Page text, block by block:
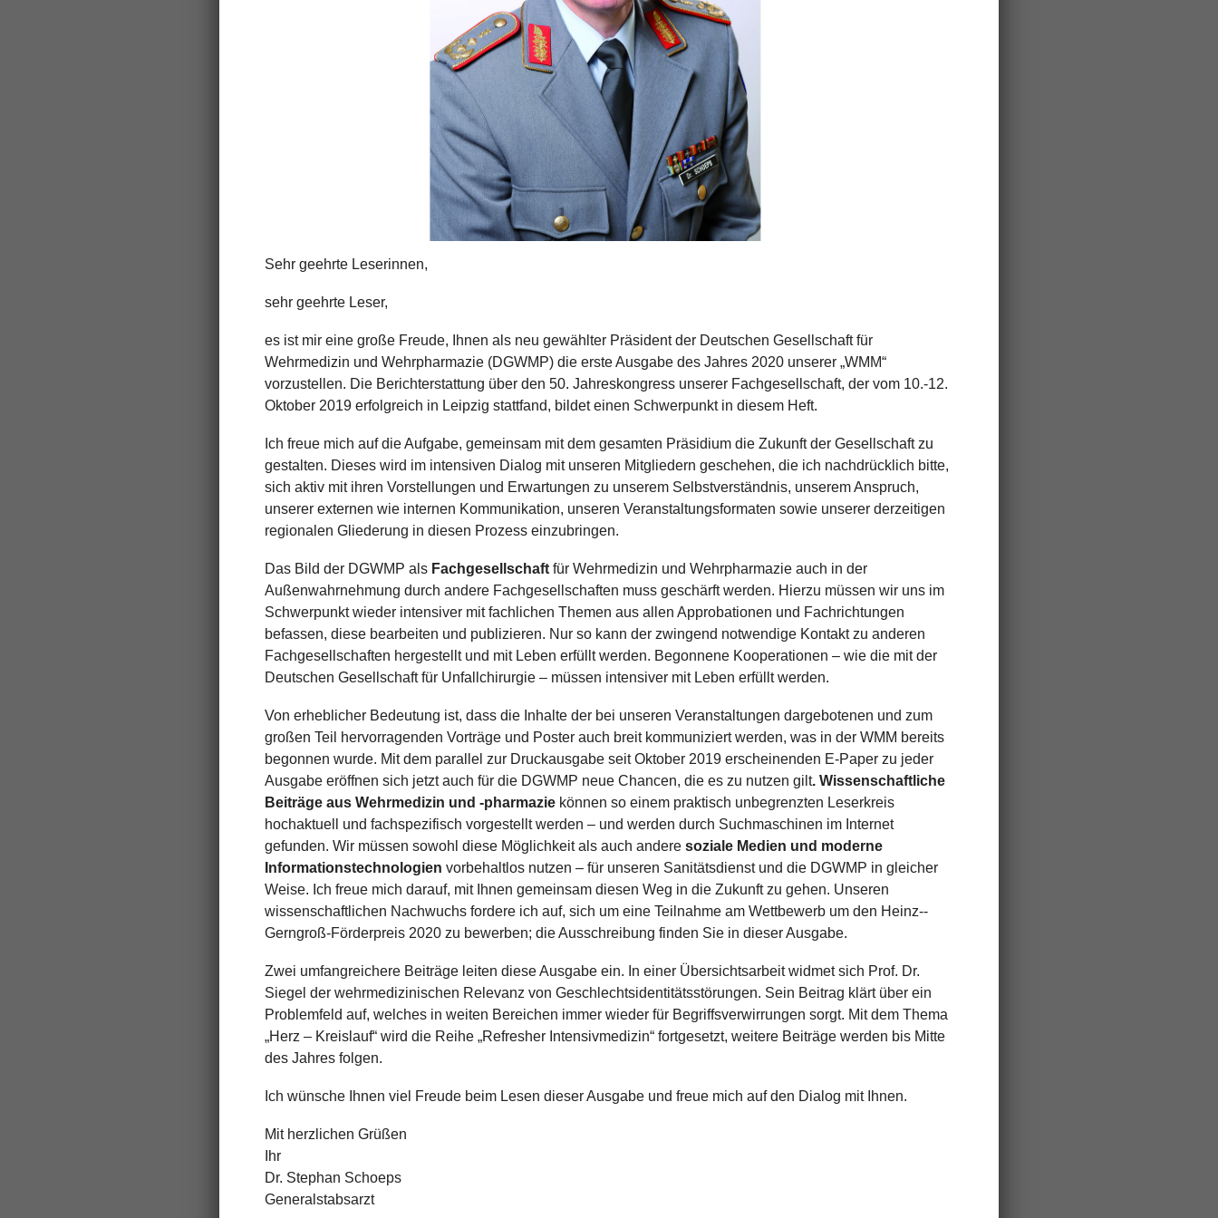
Sehr geehrte Leserinnen,
sehr geehrte Leser,
es ist mir eine große Freude, Ihnen als neu gewählter Präsident der Deutschen Gesellschaft für
Wehrmedizin und Wehrpharmazie (DGWMP) die erste Ausgabe des Jahres 2020 unserer „WMM“
vorzustellen. Die Berichterstattung über den 50. Jahreskongress unserer Fachgesellschaft, der vom 10.-12.
Oktober 2019 erfolgreich in Leipzig stattfand, bildet einen Schwerpunkt in diesem Heft.
Ich freue mich auf die Aufgabe, gemeinsam mit dem gesamten Präsidium die Zukunft der Gesellschaft zu
gestalten. Dieses wird im intensiven Dialog mit unseren Mitgliedern geschehen, die ich nachdrücklich bitte,
sich aktiv mit ihren Vorstellungen und Erwartungen zu unserem Selbstverständnis, unserem Anspruch,
unserer externen wie internen Kommunikation, unseren Veranstaltungsformaten sowie unserer derzeitigen
regionalen Gliederung in diesen Prozess einzubringen.
Das Bild der DGWMP als Fachgesellschaft für Wehrmedizin und Wehrpharmazie auch in der
Außenwahrnehmung durch andere Fachgesellschaften muss geschärft werden. Hierzu müssen wir uns im
Schwerpunkt wieder intensiver mit fachlichen Themen aus allen Approbationen und Fachrichtungen
befassen, diese bearbeiten und publizieren. Nur so kann der zwingend notwendige Kontakt zu anderen
Fachgesellschaften hergestellt und mit Leben erfüllt werden. Begonnene Kooperationen – wie die mit der
Deutschen Gesellschaft für Unfallchirurgie – müssen intensiver mit Leben erfüllt werden.
Von erheblicher Bedeutung ist, dass die Inhalte der bei unseren Veranstaltungen dargebotenen und zum
großen Teil hervorragenden Vorträge und Poster auch breit kommuniziert werden, was in der WMM bereits
begonnen wurde. Mit dem parallel zur Druckausgabe seit Oktober 2019 erscheinenden E-Paper zu jeder
Ausgabe eröffnen sich jetzt auch für die DGWMP neue Chancen, die es zu nutzen gilt. Wissenschaftliche
Beiträge aus Wehrmedizin und -pharmazie können so einem praktisch unbegrenzten Leserkreis
hochaktuell und fachspezifisch vorgestellt werden – und werden durch Suchmaschinen im Internet
gefunden. Wir müssen sowohl diese Möglichkeit als auch andere soziale Medien und moderne
Informationstechnologien vorbehaltlos nutzen – für unseren Sanitätsdienst und die DGWMP in gleicher
Weise. Ich freue mich darauf, mit Ihnen gemeinsam diesen Weg in die Zukunft zu gehen. Unseren
wissenschaftlichen Nachwuchs fordere ich auf, sich um eine Teilnahme am Wettbewerb um den Heinz-­
Gerngroß-­Förderpreis 2020 zu bewerben; die Ausschreibung finden Sie in dieser Ausgabe.
Zwei umfangreichere Beiträge leiten diese Ausgabe ein. In einer Übersichtsarbeit widmet sich Prof. Dr.
Siegel der wehrmedizinischen Relevanz von Geschlechtsidentitätsstörungen. Sein Beitrag klärt über ein
Problemfeld auf, welches in weiten Bereichen immer wieder für Begriffsverwirrungen sorgt. Mit dem Thema
„Herz – Kreislauf“ wird die Reihe „Refresher Intensivmedizin“ fortgesetzt, weitere Beiträge werden bis Mitte
des Jahres folgen.
Ich wünsche Ihnen viel Freude beim Lesen dieser Ausgabe und freue mich auf den Dialog mit Ihnen.
Mit herzlichen Grüßen
Ihr
Dr. Stephan Schoeps
Generalstabsarzt